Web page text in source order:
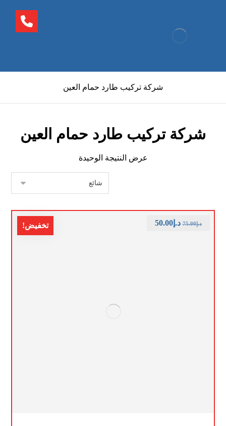
شركة تركيب طارد حمام العين
شركة تركيب طارد حمام العين
عرض النتيجة الوحيدة
تخفيض! د.إ75.00 د.إ50.00